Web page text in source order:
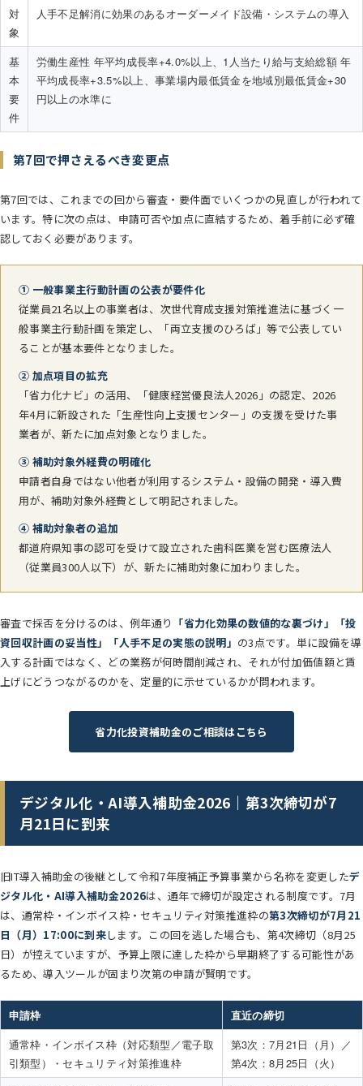
対
象
人手不足解消に効果のあるオーダーメイド設備・システムの導入
基
本
要
件
労働生産性 年平均成長率+4.0%以上、1人当たり給与支給総額 年
平均成長率+3.5%以上、事業場内最低賃金を地域別最低賃金+30
円以上の水準に
第7回で押さえるべき変更点
第7回では、これまでの回から審査・要件面でいくつかの見直しが行われて
います。特に次の点は、申請可否や加点に直結するため、着手前に必ず確
認しておく必要があります。
① 一般事業主行動計画の公表が要件化
従業員21名以上の事業者は、次世代育成支援対策推進法に基づく一
般事業主行動計画を策定し、「両立支援のひろば」等で公表してい
ることが基本要件となりました。
② 加点項目の拡充
「省力化ナビ」の活用、「健康経営優良法人2026」の認定、2026
年4月に新設された「生産性向上支援センター」の支援を受けた事
業者が、新たに加点対象となりました。
③ 補助対象外経費の明確化
申請者自身ではない他者が利用するシステム・設備の開発・導入費
用が、補助対象外経費として明記されました。
④ 補助対象者の追加
都道府県知事の認可を受けて設立された歯科医業を営む医療法人
（従業員300人以下）が、新たに補助対象に加わりました。
審査で採否を分けるのは、例年通り 「省力化効果の数値的な裏づけ」「投
資回収計画の妥当性」「人手不足の実態の説明」 の3点です。単に設備を導
入する計画ではなく、どの業務が何時間削減され、それが付加価値額と賃
上げにどうつながるのかを、定量的に示せているかが問われます。
省力化投資補助金のご相談はこちら
デジタル化・AI導入補助金2026｜第3次締切が7
月21日に到来
旧IT導入補助金の後継として令和7年度補正予算事業から名称を変更したデ
ジタル化・AI導入補助金2026は、通年で締切が設定される制度です。7月
は、通常枠・インボイス枠・セキュリティ対策推進枠の第3次締切が7月21
日（月）17:00に到来します。この回を逃した場合も、第4次締切（8月25
日）が控えていますが、予算上限に達した枠から早期終了する可能性があ
るため、導入ツールが固まり次第の申請が賢明です。
申請枠
直近の締切
通常枠・インボイス枠（対応類型／電子取
引類型）・セキュリティ対策推進枠
第3次：7月21日（月）／
第4次：8月25日（火）